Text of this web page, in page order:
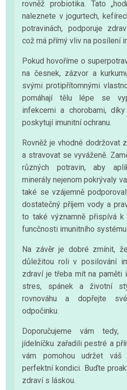
rovněž probiotika. Tato
naleznete v jogurtech,
potravinách, podporuje
což má přímý vliv na posílení
Pokud hovoříme o
na česnek, zázvor a
svými protipřítomnými
pomáhají tělu lépe se
infekcemi a chorobami,
poskytují imunitní ochranu.
Rovněž je vhodné dodržovat
a stravovat se vyváženě.
různých potravin, aby
minerály nejenom pokrývaly
také se vzájemně
dostatečný příjem vody a
to také významně přispívá
funcčnosti imunitního systému.
Na závěr je dobré zmínit,
důležitou roli v posilování
zdraví je třeba mít na paměti
stres, spánek a životní
rovnováhu a dopřejte
odpočinku.
Doporučujeme vám
jídelníčku zařadili pestré a
vám pomohou udržet
perfektní kondici. Buďte
zdraví s láskou.